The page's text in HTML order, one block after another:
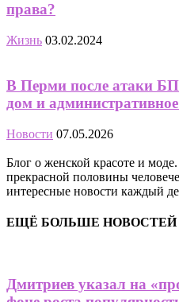
права?
Жизнь 03.02.2024
В Перми после атаки
дом и
Новости 07.05.2026
Блог о женской красоте и
прекрасной половины
интересные новости каждый
ЕЩЁ БОЛЬШЕ НОВОСТЕЙ
Дмитриев указал на